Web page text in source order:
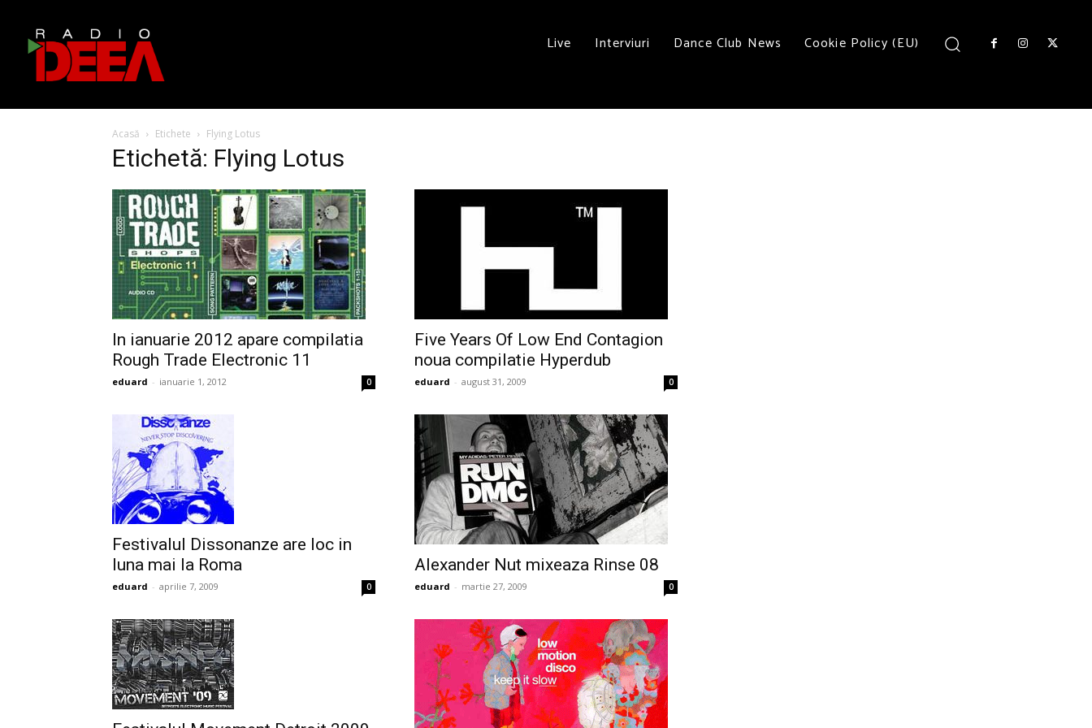
Live Interviuri Dance Club News Cookie Policy (EU)
Acasă Etichete Flying Lotus
Etichetă: Flying Lotus
In ianuarie 2012 apare compilatia
Rough Trade Electronic 11
eduard - ianuarie 1, 2012 0
Five Years Of Low End Contagion
noua compilatie Hyperdub
eduard - august 31, 2009 0
Festivalul Dissonanze are loc in
luna mai la Roma
eduard - aprilie 7, 2009 0
Alexander Nut mixeaza Rinse 08
eduard - martie 27, 2009 0